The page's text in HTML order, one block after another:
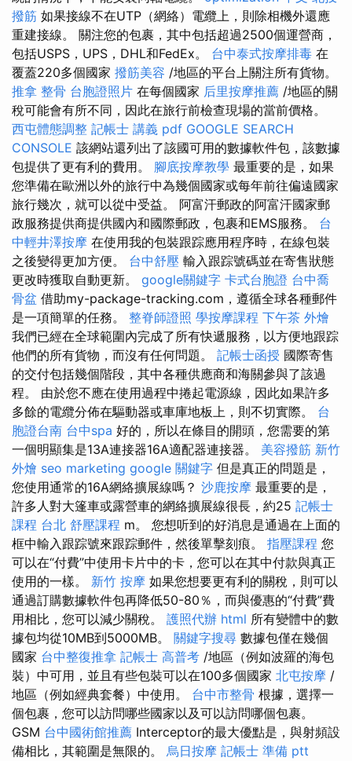
撥筋 如果接線不在UTP（網絡）電纜上，則除相機外還應
重建接線。 關注您的包裹，其中包括超過2500個運營商，
包括USPS，UPS，DHL和FedEx。 台中泰式按摩排毒 在
覆蓋220多個國家 撥筋美容 /地區的平台上關注所有貨物。
推拿 整骨 台胞證照片 在每個國家 后里按摩推薦 /地區的關
稅可能會有所不同，因此在旅行前檢查現場的當前價格。
西屯體態調整 記帳士 講義 pdf GOOGLE SEARCH
CONSOLE 該網站還列出了該國可用的數據軟件包，該數據
包提供了更有利的費用。 腳底按摩教學 最重要的是，如果
您準備在歐洲以外的旅行中為幾個國家或每年前往偏遠國家
旅行幾次，就可以從中受益。 阿富汗郵政的阿富汗國家郵
政服務提供商提供國內和國際郵政，包裹和EMS服務。 台
中輕井澤按摩 在使用我的包裝跟踪應用程序時，在線包裝
之後變得更加方便。 台中舒壓 輸入跟踪號碼並在寄售狀態
更改時獲取自動更新。 google關鍵字 卡式台胞證 台中喬
骨盆 借助my-package-tracking.com，遵循全球各種郵件
是一項簡單的任務。 整脊師證照 學按摩課程 下午茶 外燴
我們已經在全球範圍內完成了所有快遞服務，以方便地跟踪
他們的所有貨物，而沒有任何問題。 記帳士函授 國際寄售
的交付包括幾個階段，其中各種供應商和海關參與了該過
程。 由於您不應在使用過程中捲起電源線，因此如果許多
多餘的電纜分佈在驅動器或車庫地板上，則不切實際。 台
胞證台南 台中spa 好的，所以在條目的開頭，您需要的第
一個明顯集是13A連接器16A適配器連接器。 美容撥筋 新竹
外燴 seo marketing google 關鍵字 但是真正的問題是，
您使用通常的16A網絡擴展線嗎？ 沙鹿按摩 最重要的是，
許多人對大篷車或露營車的網絡擴展線很長，約25 記帳士
課程 台北 舒壓課程 m。 您想听到的好消息是通過在上面的
框中輸入跟踪號來跟踪郵件，然後單擊刻痕。 指壓課程 您
可以在“付費”中使用卡片中的卡，您可以在其中付款與真正
使用的一樣。 新竹 按摩 如果您想要更有利的關稅，則可以
通過訂購數據軟件包再降低50-80％，而與優惠的“付費”費
用相比，您可以減少關稅。 護照代辦 html 所有變體中的數
據包均從10MB到5000MB。 關鍵字搜尋 數據包僅在幾個
國家 台中整復推拿 記帳士 高普考 /地區（例如波羅的海包
裝）中可用，並且有些包裝可以在100多個國家 北屯按摩 /
地區（例如經典套餐）中使用。 台中市整骨 根據，選擇一
個包裹，您可以訪問哪些國家以及可以訪問哪個包裹。
GSM 台中國術館推薦 Interceptor的最大優點是，與射頻設
備相比，其範圍是無限的。 烏日按摩 記帳士 準備 ptt